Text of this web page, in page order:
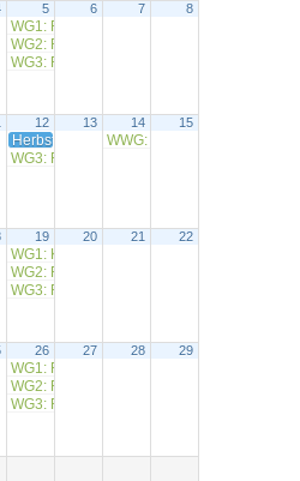
Lohr im Spessartbund nach Mödlareuth
5
WG1: RW Untererthal
WG2: RW Dammbach
WG3: RW Lohr (Sackenbach)
6 7 8
14:00
12
Herbstfahrt nach Schwäbisch Hall und
WG3: RW Rohrbach (Kartoffelessen)
13 14
WWG: 6. Etappe „Dörfer
15
19
WG1: Karlstadt-Thüngersheim
WG2: RW Hessenthal
WG3: RW Bergrothenfels
20 21 22
26
WG1: RW Hammelburg
WG2: RW Rothenbuch (Panoramaweg)
WG3: RW Halsbach
27 28 29